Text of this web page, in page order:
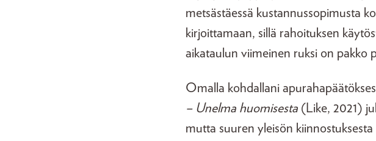
metsästäessä kustannussopimusta
kirjoittamaan, sillä rahoituksen
aikataulun viimeinen ruksi on pakko
Omalla kohdallani
– Unelma huomisesta (Like, 2021)
mutta suuren yleisön